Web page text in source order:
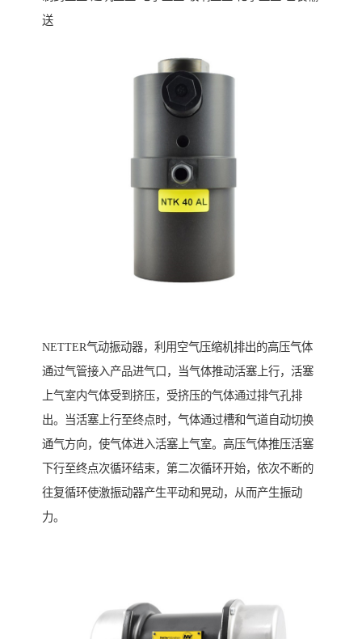
送
NETTER气动振动器，利用空气压缩机排出的高压气体
通过气管接入产品进气口，当气体推动活塞上行，活塞
上气室内气体受到挤压，受挤压的气体通过排气孔排
出。当活塞上行至终点时，气体通过槽和气道自动切换
通气方向，使气体进入活塞上气室。高压气体推压活塞
下行至终点次循环结束，第二次循环开始，依次不断的
往复循环使激振动器产生平动和晃动，从而产生振动
力。